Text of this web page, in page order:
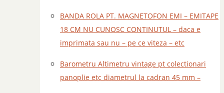
BANDA ROLA PT. MAGNETOFON EMI – EMITAPE
18 CM NU CUNOSC CONTINUTUL – daca e
imprimata sau nu – pe ce viteza – etc
Barometru Altimetru vintage pt colectionari
panoplie etc diametrul la cadran 45 mm –